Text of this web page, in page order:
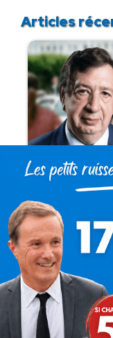
Articles
Présomption
armes par les